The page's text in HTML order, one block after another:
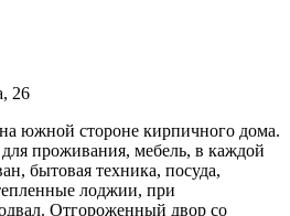
26
на южной стороне кирпичного дома.
проживания, мебель, в каждой
бытовая техника, посуда,
лоджии, при
Отгороженный двор со